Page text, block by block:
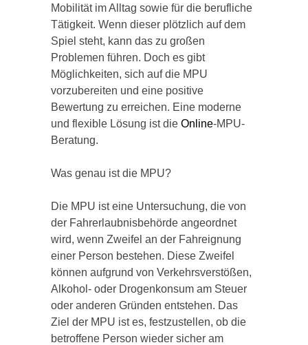
Mobilität im Alltag sowie für die berufliche
Tätigkeit. Wenn dieser plötzlich auf dem
Spiel steht, kann das zu großen
Problemen führen. Doch es gibt
Möglichkeiten, sich auf die MPU
vorzubereiten und eine positive
Bewertung zu erreichen. Eine moderne
und flexible Lösung ist die Online-MPU-
Beratung.
Was genau ist die MPU?
Die MPU ist eine Untersuchung, die von
der Fahrerlaubnisbehörde angeordnet
wird, wenn Zweifel an der Fahreignung
einer Person bestehen. Diese Zweifel
können aufgrund von Verkehrsverstößen,
Alkohol- oder Drogenkonsum am Steuer
oder anderen Gründen entstehen. Das
Ziel der MPU ist es, festzustellen, ob die
betroffene Person wieder sicher am